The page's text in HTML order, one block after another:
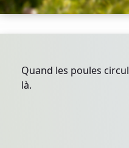
Quand les poules
là.